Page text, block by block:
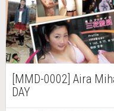
[MMD-0002] Aira
DAY